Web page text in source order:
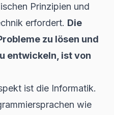
Prinzipien und
erfordert. Die
zu lösen und
entwickeln, ist von
ist die Informatik.
wie